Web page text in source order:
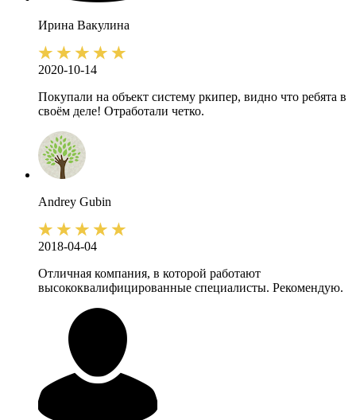
Ирина Вакулина
2020-10-14
Покупали на объект систему ркипер, видно что ребята в
своём деле! Отработали четко.
Andrey Gubin
2018-04-04
Отличная компания, в которой работают
высококвалифицированные специалисты. Рекомендую.